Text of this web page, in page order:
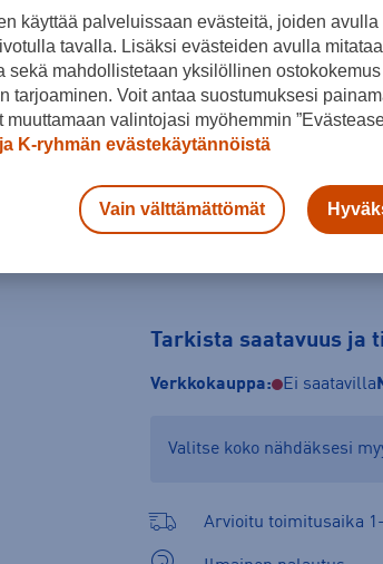
Koko
5658
Kokotaulukko
Tarkista saatavuus ja
Verkkokauppa: Ei saatavilla
Valitse koko nähdäksesi
Arvioitu toimitusaika
käyttää palveluissaan evästeitä, joiden avulla
tavalla. Lisäksi evästeiden avulla
sekä mahdollistetaan yksilöllinen ostokokemus
tarjoaminen. Voit antaa suostumuksesi
muuttamaan valintojasi myöhemmin
K-ryhmän evästekäytännöistä
Vain välttämättömät